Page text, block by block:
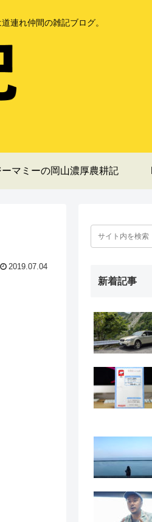
連れ仲間の雑記ブログ。
ーマミーの岡山濃厚農耕記
2019.07.04
新着記事